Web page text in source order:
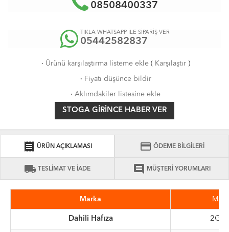
08508400337
TIKLA WHATSAPP İLE SİPARİŞ VER
05442582837
· Ürünü karşılaştırma listeme ekle( Karşılaştır)
· Fiyatı düşünce bildir
· Aklımdakiler listesine ekle
STOGA GIRINCE HABER VER
receipt ÜRÜN AÇIKLAMASI credit_card ÖDEME BİLGİLERİ
local_shipping TESLİMAT VE İADE comment MÜŞTERİ YORUMLARI
Marka MSI
Dahili Hafıza 2GB